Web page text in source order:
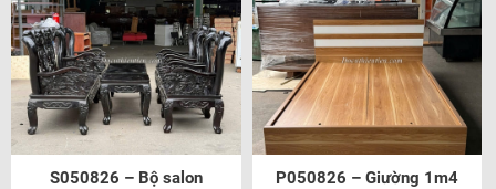
S050826 – Bộ salon P050826 – Giường 1m4